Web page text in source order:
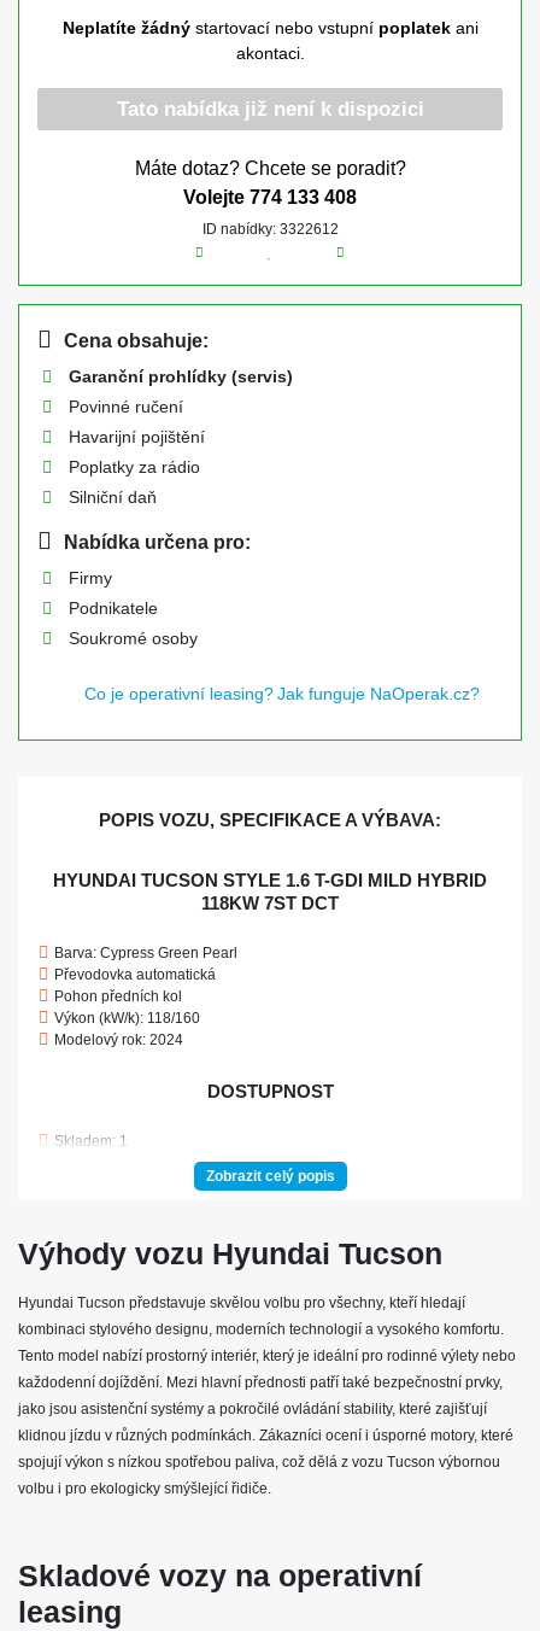
Neplatíte žádnýstartovací nebo vstupní poplatekani
akontaci.
Tato nabídka již není k dispozici
Máte dotaz? Chcete se poradit?
Volejte 774 133 408
ID nabídky: 3322612
Cena obsahuje:
Garanční prohlídky (servis)
Povinné ručení
Havarijní pojištění
Poplatky za rádio
Silniční daň
Nabídka určena pro:
Firmy
Podnikatele
Soukromé osoby
Co je operativní leasing?Jak funguje NaOperak.cz?
POPIS VOZU, SPECIFIKACE A VÝBAVA:
HYUNDAI TUCSON STYLE 1.6 T-GDI MILD HYBRID
118KW 7ST DCT
Barva: Cypress Green Pearl
Převodovka automatická
Pohon předních kol
Výkon (kW/k): 118/160
Modelový rok: 2024
DOSTUPNOST
Skladem: 1
Povinné ručení
Pojištění skel
HYUNDAI TUCSON: PŘEDSTAVUJEME MODERNÍ
SUV
Hyundai Tucsonpředstavuje výjimečný příklad moderního SUV, které
kombinuje styl a praktičnost. Tento vůz se vyznačuje elegantním
činí ideální volbu pro městské i venkovní dobrodružství. S
nebo delší výlety. Bezpečnostní prvky jako
asistent pro udržení v
jízdním pruhuanavigační systémzajišťují, že každá cesta je jak
příjemná, tak bezpečná.
Zobrazit celý popis
Výhody vozu Hyundai Tucson
Hyundai Tucson představuje skvělou volbu pro všechny, kteří hledají
kombinaci stylového designu, moderních technologií a vysokého komfortu.
Tento model nabízí prostorný interiér, který je ideální pro rodinné výlety nebo
každodenní dojíždění. Mezi hlavní přednosti patří také bezpečnostní prvky,
jako jsou asistenční systémy a pokročilé ovládání stability, které zajišťují
klidnou jízdu v různých podmínkách. Zákazníci ocení i úsporné motory, které
spojují výkon s nízkou spotřebou paliva, což dělá z vozu Tucson výbornou
volbu i pro ekologicky smýšlející řidiče.
Skladové vozy na operativní
leasing